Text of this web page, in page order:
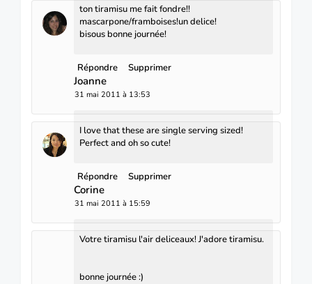
ton tiramisu me fait fondre!!
mascarpone/framboises!un delice!
bisous bonne journée!
Répondre Supprimer
Joanne
31 mai 2011 à 13:53
I love that these are single serving sized!
Perfect and oh so cute!
Répondre Supprimer
Corine
31 mai 2011 à 15:59
Votre tiramisu l'air deliceaux! J'adore tiramisu.
bonne journée :)